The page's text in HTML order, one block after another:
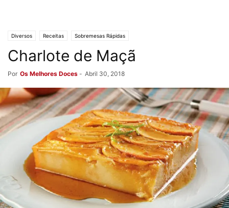
Diversos Receitas Sobremesas Rápidas
Charlote de Maçã
Por Os Melhores Doces - Abril 30, 2018